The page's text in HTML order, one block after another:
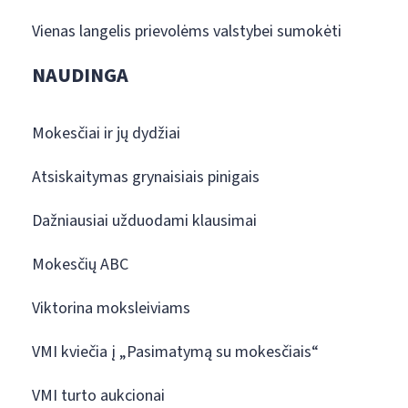
Vienas langelis prievolėms valstybei sumokėti
NAUDINGA
Mokesčiai ir jų dydžiai
Atsiskaitymas grynaisiais pinigais
Dažniausiai užduodami klausimai
Mokesčių ABC
Viktorina moksleiviams
VMI kviečia į „Pasimatymą su mokesčiais“
VMI turto aukcionai